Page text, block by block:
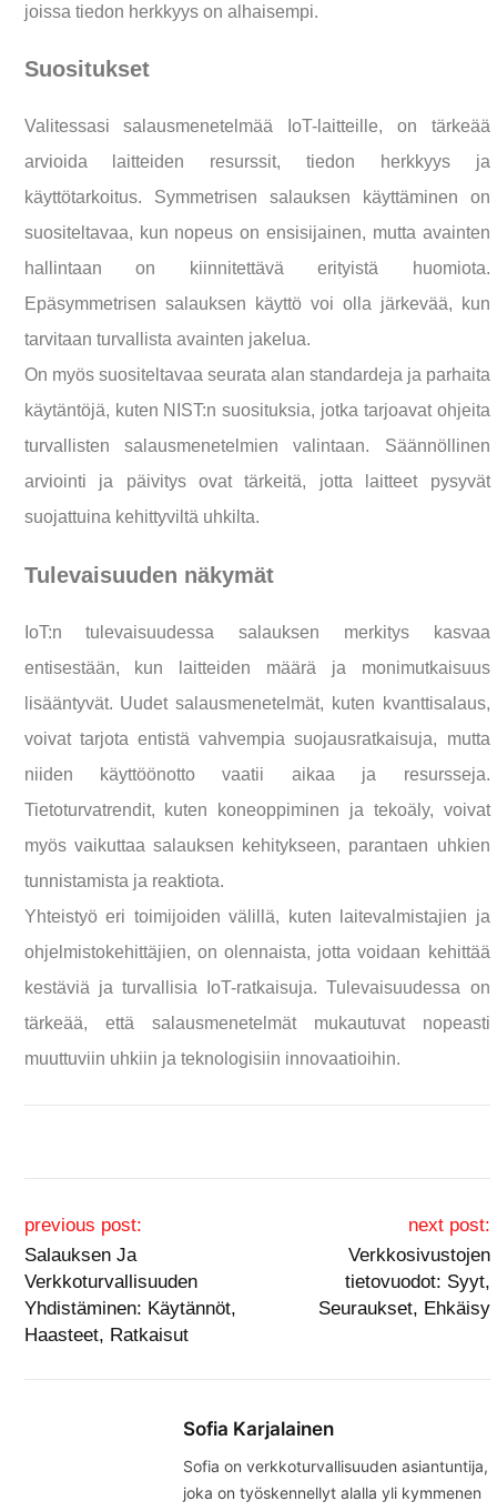
joissa tiedon herkkyys on alhaisempi.
Suositukset
Valitessasi salausmenetelmää IoT-laitteille, on tärkeää
arvioida laitteiden resurssit, tiedon herkkyys ja
käyttötarkoitus. Symmetrisen salauksen käyttäminen on
suositeltavaa, kun nopeus on ensisijainen, mutta avainten
hallintaan on kiinnitettävä erityistä huomiota.
Epäsymmetrisen salauksen käyttö voi olla järkevää, kun
tarvitaan turvallista avainten jakelua.
On myös suositeltavaa seurata alan standardeja ja parhaita
käytäntöjä, kuten NIST:n suosituksia, jotka tarjoavat ohjeita
turvallisten salausmenetelmien valintaan. Säännöllinen
arviointi ja päivitys ovat tärkeitä, jotta laitteet pysyvät
suojattuina kehittyviltä uhkilta.
Tulevaisuuden näkymät
IoT:n tulevaisuudessa salauksen merkitys kasvaa
entisestään, kun laitteiden määrä ja monimutkaisuus
lisääntyvät. Uudet salausmenetelmät, kuten kvanttisalaus,
voivat tarjota entistä vahvempia suojausratkaisuja, mutta
niiden käyttöönotto vaatii aikaa ja resursseja.
Tietoturvatrendit, kuten koneoppiminen ja tekoäly, voivat
myös vaikuttaa salauksen kehitykseen, parantaen uhkien
tunnistamista ja reaktiota.
Yhteistyö eri toimijoiden välillä, kuten laitevalmistajien ja
ohjelmistokehittäjien, on olennaista, jotta voidaan kehittää
kestäviä ja turvallisia IoT-ratkaisuja. Tulevaisuudessa on
tärkeää, että salausmenetelmät mukautuvat nopeasti
muuttuviin uhkiin ja teknologisiin innovaatioihin.
Post navigation
previous post:
Salauksen Ja
Verkkoturvallisuuden
Yhdistäminen: Käytännöt,
Haasteet, Ratkaisut
next post:
Verkkosivustojen
tietovuodot: Syyt,
Seuraukset, Ehkäisy
Sofia Karjalainen
Sofia on verkkoturvallisuuden asiantuntija,
joka on työskennellyt alalla yli kymmenen